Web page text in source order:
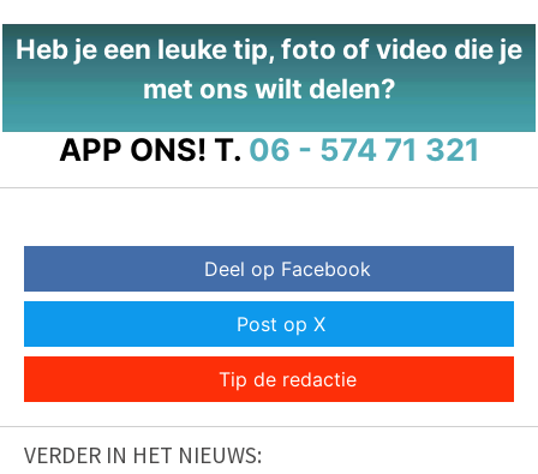
Heb je een leuke tip, foto of video die je
met ons wilt delen?
APP ONS! T. 06 - 574 71 321
Deel op Facebook
Post op X
Tip de redactie
VERDER IN HET NIEUWS: